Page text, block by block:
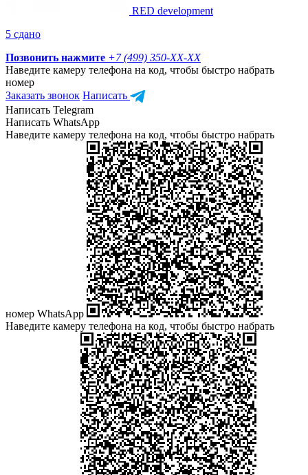
RED development
5 сдано
Позвонить нажмите +7 (499) 350-XX-XX
Наведите камеру телефона на код, чтобы быстро набрать
номер
Заказать звонок Написать
Написать Telegram
Написать WhatsApp
Наведите камеру телефона на код, чтобы быстро набрать
номер WhatsApp
Наведите камеру телефона на код, чтобы быстро набрать